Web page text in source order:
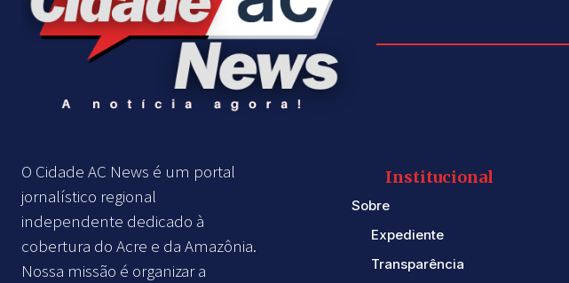
O Cidade AC News é um portal
jornalístico regional
independente dedicado à
cobertura do Acre e da Amazônia.
Nossa missão é organizar a
Institucional
Sobre
Expediente
Transparência